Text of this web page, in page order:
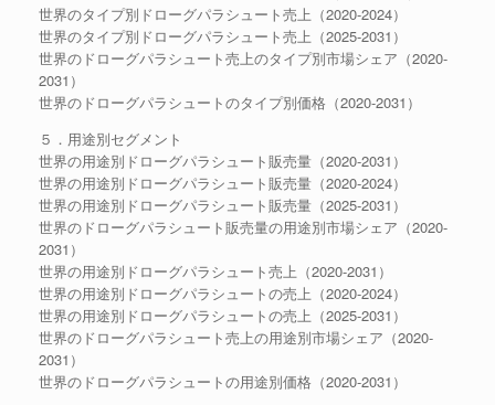
世界のタイプ別ドローグパラシュート売上（2020-2024）
世界のタイプ別ドローグパラシュート売上（2025-2031）
世界のドローグパラシュート売上のタイプ別市場シェア（2020-
2031）
世界のドローグパラシュートのタイプ別価格（2020-2031）
５．用途別セグメント
世界の用途別ドローグパラシュート販売量（2020-2031）
世界の用途別ドローグパラシュート販売量（2020-2024）
世界の用途別ドローグパラシュート販売量（2025-2031）
世界のドローグパラシュート販売量の用途別市場シェア（2020-
2031）
世界の用途別ドローグパラシュート売上（2020-2031）
世界の用途別ドローグパラシュートの売上（2020-2024）
世界の用途別ドローグパラシュートの売上（2025-2031）
世界のドローグパラシュート売上の用途別市場シェア（2020-
2031）
世界のドローグパラシュートの用途別価格（2020-2031）